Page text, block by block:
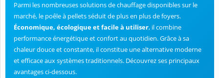
Parmi les nombreuses solutions de chauffage disponibles sur le
marché, le poêle à pellets séduit de plus en plus de foyers.
Économique, écologique et facile à utiliser, il combine
performance énergétique et confort au quotidien. Grâce à sa
chaleur douce et constante, il constitue une alternative moderne
et efficace aux systèmes traditionnels. Découvrez ses principaux
avantages ci-dessous.